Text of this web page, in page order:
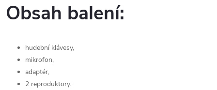
Obsah balení:
hudební klávesy,
mikrofon,
adaptér,
2 reproduktory.